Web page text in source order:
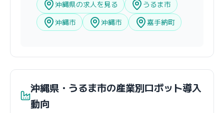
沖縄県の求人を見る
うるま市
沖縄市
沖縄市 嘉手納町
沖縄県・うるま市の産業別ロボット導入
動向